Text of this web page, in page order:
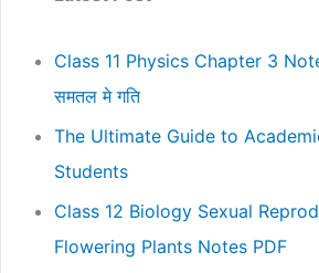
Class 11 Physics Chapter 3
समतल मे गति
The Ultimate Guide to
Students
Class 12 Biology Sexual
Flowering Plants Notes PDF